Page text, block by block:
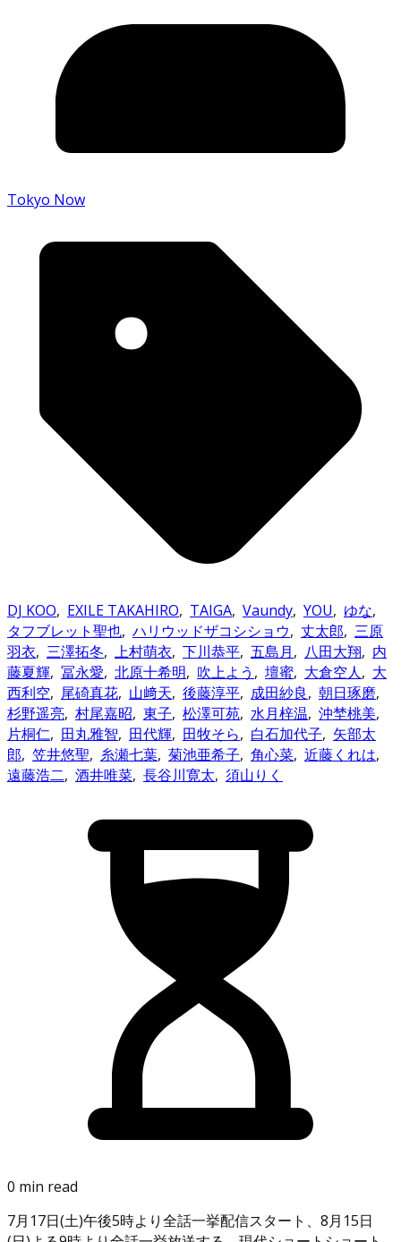
Tokyo Now
DJ KOO, EXILE TAKAHIRO, TAIGA, Vaundy, YOU, ゆな,
タフブレット聖也, ハリウッドザコシショウ, 丈太郎, 三原
羽衣, 三澤拓冬, 上村萌衣, 下川恭平, 五島月, 八田大翔, 内
藤夏輝, 冨永愛, 北原十希明, 吹上よう , 壇蜜, 大倉空人, 大
西利空, 尾碕真花, 山﨑天, 後藤淳平, 成田紗良, 朝日琢磨,
杉野遥亮, 村尾嘉昭, 東子, 松澤可苑, 水月梓温, 沖埜桃美,
片桐仁, 田丸雅智, 田代輝, 田牧そら, 白石加代子, 矢部太
郎, 笠井悠聖, 糸瀬七葉, 菊池亜希子, 角心菜, 近藤くれは,
遠藤浩二, 酒井唯菜, 長谷川寛太, 須山りく
0 min read
7月17日(土)午後5時より全話一挙配信スタート、8月15日